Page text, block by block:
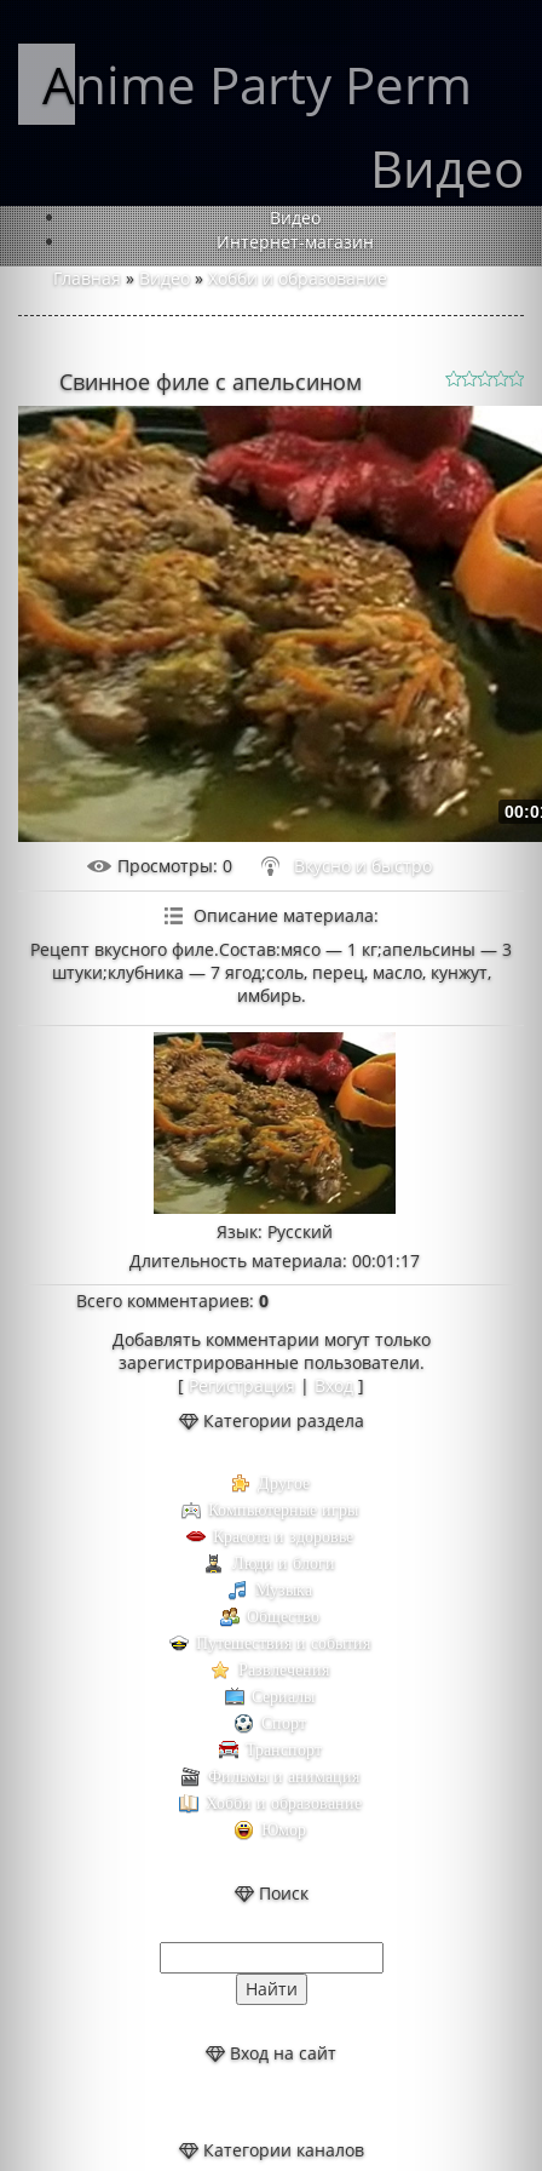
Anime Party Perm
Видео
Видео
Интернет-магазин
Главная » Видео » Хобби и образование
Свинное филе с апельсином
Просмотры: 0 Вкусно и быстро
Описание материала:
Рецепт вкусного филе.Состав:мясо — 1 кг;апельсины — 3
штуки;клубника — 7 ягод;соль, перец, масло, кунжут,
имбирь.
Язык: Русский
Длительность материала: 00:01:17
Всего комментариев:0
Добавлять комментарии могут только
зарегистрированные пользователи.
[ Регистрация | Вход ]
Категории раздела
Другое
Компьютерные игры
Красота и здоровье
Люди и блоги
Музыка
Общество
Путешествия и события
Развлечения
Сериалы
Спорт
Транспорт
Фильмы и анимация
Хобби и образование
Юмор
Поиск
Вход на сайт
Категории каналов